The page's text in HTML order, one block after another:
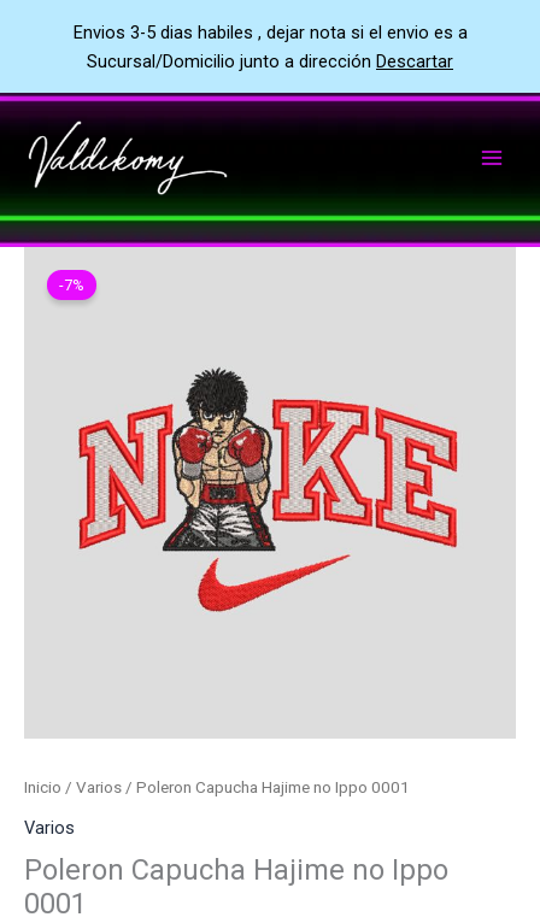
Envios 3-5 dias habiles , dejar nota si el envio es a
Sucursal/Domicilio junto a dirección Descartar
al
contenido
-7%
Inicio / Varios / Poleron Capucha Hajime no Ippo 0001
Varios
Poleron Capucha Hajime no Ippo
0001